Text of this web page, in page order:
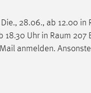
28.06., ab 12.00 in
18.30 Uhr in Raum 207
anmelden.